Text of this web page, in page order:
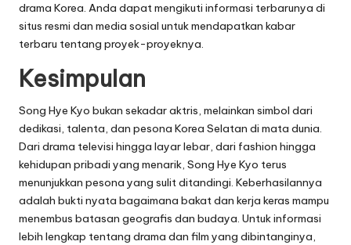
drama Korea. Anda dapat mengikuti informasi terbarunya di
situs resmi dan media sosial untuk mendapatkan kabar
terbaru tentang proyek-proyeknya.
Kesimpulan
Song Hye Kyo bukan sekadar aktris, melainkan simbol dari
dedikasi, talenta, dan pesona Korea Selatan di mata dunia.
Dari drama televisi hingga layar lebar, dari fashion hingga
kehidupan pribadi yang menarik, Song Hye Kyo terus
menunjukkan pesona yang sulit ditandingi. Keberhasilannya
adalah bukti nyata bagaimana bakat dan kerja keras mampu
menembus batasan geografis dan budaya. Untuk informasi
lebih lengkap tentang drama dan film yang dibintanginya,